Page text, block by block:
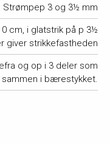
Strømpep 3 og 3½ mm
cm, i glatstrik på p 3½
giver strikkefastheden
og op i 3 deler som
sammen i bærestykket.